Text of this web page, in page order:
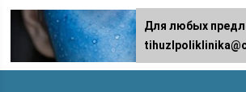
Для любых